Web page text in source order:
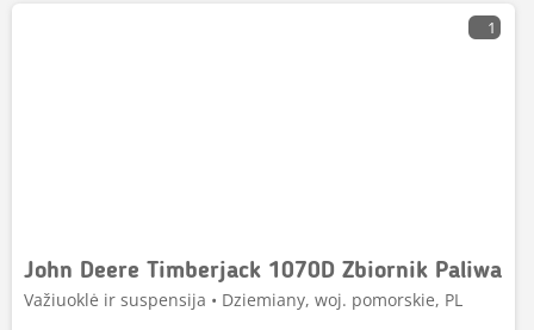
1
John Deere Timberjack 1070D Zbiornik Paliwa
Važiuoklė ir suspensija • Dziemiany, woj. pomorskie, PL